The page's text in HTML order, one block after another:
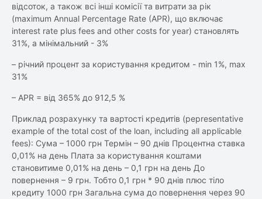
відсоток, а також всі інші комісії та витрати за рік
(maximum Annual Percentage Rate (APR), що включає
interest rate plus fees and other costs for year) становлять
31%, а мінімальний - 3%
– річний процент за користування кредитом - min 1%, max
31%
– APR = від 365% до 912,5 %
Приклад розрахунку та вартості кредитів (реpresentative
example of the total cost of the loan, including all applicable
fees): Сума – 1000 грн Термін – 90 днів Процентна ставка
0,01% на день Плата за користування коштами
становитиме 0,01% на день – 0,1 грн на день До
повернення – 9 грн. Тобто 0,1 грн * 90 днів плюс тіло
кредиту 1000 грн Загальна сума до повернення через 90